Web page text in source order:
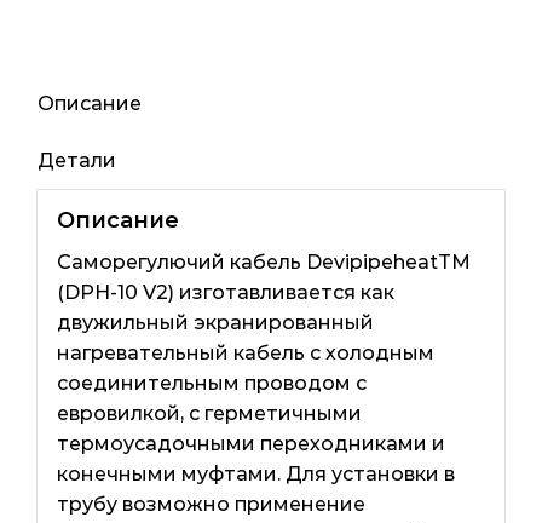
Описание
Детали
Описание
Саморегулючий кабель DevipipeheatТМ
(DPH-10 V2) изготавливается как
двужильный экранированный
нагревательный кабель с холодным
соединительным проводом с
евровилкой, с герметичными
термоусадочными переходниками и
конечными муфтами. Для установки в
трубу возможно применение